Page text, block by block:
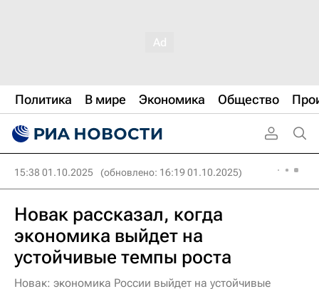
Политика В мире Экономика Общество
15:38 01.10.2025 (обновлено: 16:19 01.10.2025)
Новак рассказал, когда
экономика выйдет на
устойчивые темпы роста
Новак: экономика России выйдет на устойчивые